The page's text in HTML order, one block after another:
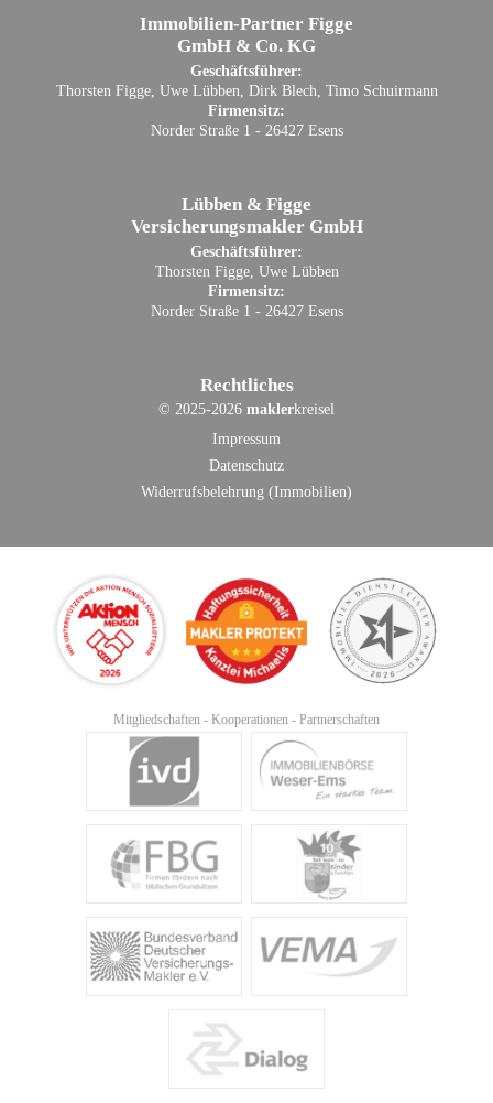
Immobilien-Partner Figge
GmbH & Co. KG
Geschäftsführer:
Thorsten Figge, Uwe Lübben, Dirk Blech, Timo Schuirmann
Firmensitz:
Norder Straße 1 - 26427 Esens
Lübben & Figge
Versicherungsmakler GmbH
Geschäftsführer:
Thorsten Figge, Uwe Lübben
Firmensitz:
Norder Straße 1 - 26427 Esens
Rechtliches
© 2025-2026 maklerkreisel
Impressum
Datenschutz
Widerrufsbelehrung (Immobilien)
Mitgliedschaften - Kooperationen - Partnerschaften